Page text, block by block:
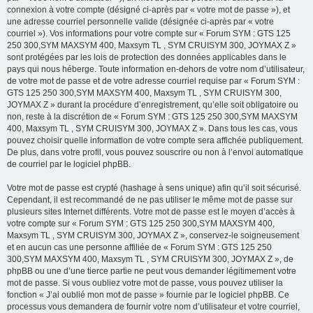
connexion à votre compte (désigné ci-après par « votre mot de passe »), et
une adresse courriel personnelle valide (désignée ci-après par « votre
courriel »). Vos informations pour votre compte sur « Forum SYM : GTS 125
250 300,SYM MAXSYM 400, Maxsym TL , SYM CRUISYM 300, JOYMAX Z »
sont protégées par les lois de protection des données applicables dans le
pays qui nous héberge. Toute information en-dehors de votre nom d’utilisateur,
de votre mot de passe et de votre adresse courriel requise par « Forum SYM :
GTS 125 250 300,SYM MAXSYM 400, Maxsym TL , SYM CRUISYM 300,
JOYMAX Z » durant la procédure d’enregistrement, qu’elle soit obligatoire ou
non, reste à la discrétion de « Forum SYM : GTS 125 250 300,SYM MAXSYM
400, Maxsym TL , SYM CRUISYM 300, JOYMAX Z ». Dans tous les cas, vous
pouvez choisir quelle information de votre compte sera affichée publiquement.
De plus, dans votre profil, vous pouvez souscrire ou non à l’envoi automatique
de courriel par le logiciel phpBB.
Votre mot de passe est crypté (hashage à sens unique) afin qu’il soit sécurisé.
Cependant, il est recommandé de ne pas utiliser le même mot de passe sur
plusieurs sites Internet différents. Votre mot de passe est le moyen d’accès à
votre compte sur « Forum SYM : GTS 125 250 300,SYM MAXSYM 400,
Maxsym TL , SYM CRUISYM 300, JOYMAX Z », conservez-le soigneusement
et en aucun cas une personne affiliée de « Forum SYM : GTS 125 250
300,SYM MAXSYM 400, Maxsym TL , SYM CRUISYM 300, JOYMAX Z », de
phpBB ou une d’une tierce partie ne peut vous demander légitimement votre
mot de passe. Si vous oubliez votre mot de passe, vous pouvez utiliser la
fonction « J’ai oublié mon mot de passe » fournie par le logiciel phpBB. Ce
processus vous demandera de fournir votre nom d’utilisateur et votre courriel,